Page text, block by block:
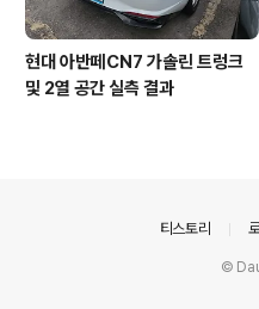
현대 아반떼CN7 가솔린 트렁크
및 2열 공간 실측 결과
티스토리
©